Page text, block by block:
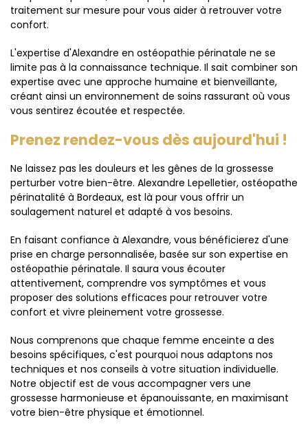
traitement sur mesure pour vous aider à retrouver votre
confort.
L'expertise d'Alexandre en ostéopathie périnatale ne se
limite pas à la connaissance technique. Il sait combiner son
expertise avec une approche humaine et bienveillante,
créant ainsi un environnement de soins rassurant où vous
vous sentirez écoutée et respectée.
Prenez rendez-vous dès aujourd'hui !
Ne laissez pas les douleurs et les gênes de la grossesse
perturber votre bien-être. Alexandre Lepelletier, ostéopathe
périnatalité à Bordeaux, est là pour vous offrir un
soulagement naturel et adapté à vos besoins.
En faisant confiance à Alexandre, vous bénéficierez d'une
prise en charge personnalisée, basée sur son expertise en
ostéopathie périnatale. Il saura vous écouter
attentivement, comprendre vos symptômes et vous
proposer des solutions efficaces pour retrouver votre
confort et vivre pleinement votre grossesse.
Nous comprenons que chaque femme enceinte a des
besoins spécifiques, c'est pourquoi nous adaptons nos
techniques et nos conseils à votre situation individuelle.
Notre objectif est de vous accompagner vers une
grossesse harmonieuse et épanouissante, en maximisant
votre bien-être physique et émotionnel.